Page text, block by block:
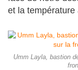
et la
Umm Layla, bastion